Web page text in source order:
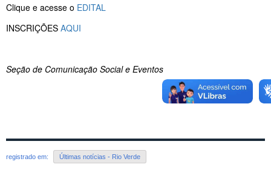
Clique e acesse o EDITAL
INSCRIÇÕES AQUI
Seção de Comunicação Social e Eventos
registrado em: Últimas notícias - Rio Verde